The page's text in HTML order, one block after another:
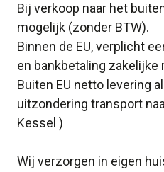
Bij verkoop naar het
mogelijk (zonder BTW).
Binnen de EU, verplicht
en bankbetaling zakelijke
Buiten EU netto levering
uitzondering transport
Kessel )
Wij verzorgen in eigen